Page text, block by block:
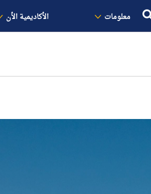
معلومات الأكاديمية الأنالأخبار معنا